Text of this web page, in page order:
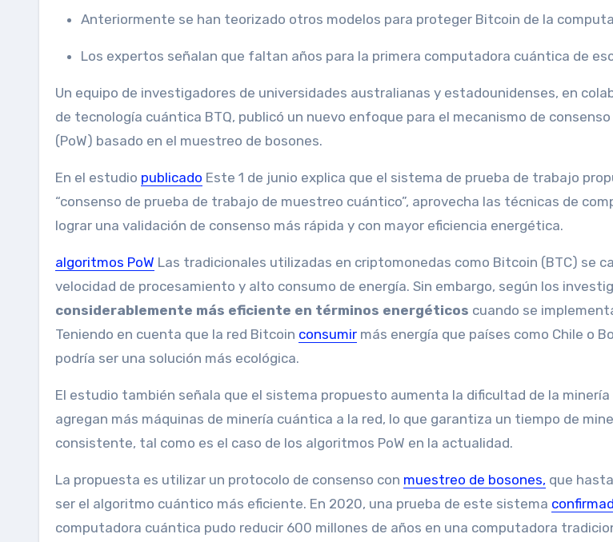
Anteriormente se han teorizado otros modelos para proteger Bitcoin de la
Los expertos señalan que faltan años para la primera computadora cuántica de
Un equipo de investigadores de universidades australianas y estadounidenses, en colaboración con la empresa
de tecnología cuántica BTQ, publicó un nuevo enfoque para el mecanismo de
(PoW) basado en el muestreo de bosones.
En el estudio publicado Este 1 de junio explica que el sistema de prueba de trabajo
“consenso de prueba de trabajo de muestreo cuántico”, aprovecha las técnicas de
lograr una validación de consenso más rápida y con mayor eficiencia energética.
algoritmos PoW Las tradicionales utilizadas en criptomonedas como Bitcoin (BTC) se
velocidad de procesamiento y alto consumo de energía. Sin embargo, según los
considerablemente más eficiente en términos energéticos cuando se
Teniendo en cuenta que la red Bitcoin consumir más energía que países como Chile o
podría ser una solución más ecológica.
El estudio también señala que el sistema propuesto aumenta la dificultad de la minería
agregan más máquinas de minería cuántica a la red, lo que garantiza un tiempo de
consistente, tal como es el caso de los algoritmos PoW en la actualidad.
La propuesta es utilizar un protocolo de consenso con muestreo de bosones, que
ser el algoritmo cuántico más eficiente. En 2020, una prueba de este sistema
computadora cuántica pudo reducir 600 millones de años en una computadora